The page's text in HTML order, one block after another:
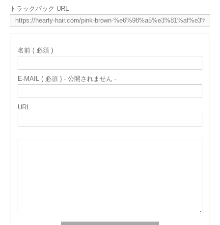
トラックバック URL
名前 ( 必須 )
E-MAIL ( 必須 ) - 公開されません -
URL